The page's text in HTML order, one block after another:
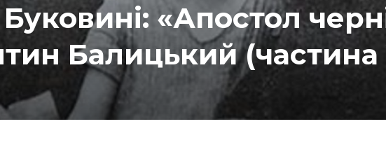
«Апостол
Балицький (частина